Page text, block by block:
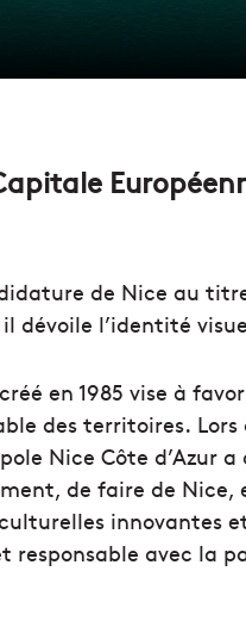
de Nice au
dévoile l’identité
en 1985 vise à
des territoires. Lors
Nice Côte d’Azur
de faire de Nice,
innovantes
responsable avec la